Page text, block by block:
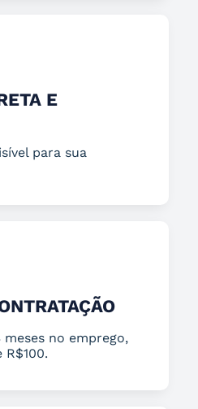
E
para sua
no emprego,